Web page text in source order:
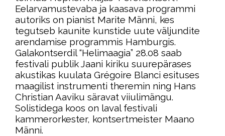
Eelarvamustevaba ja kaasava programmi
autoriks on pianist Marite Männi, kes
tegutseb kaunite kunstide uute väljundite
arendamise programmis Hamburgis.
Galakontserdil “Helimaagia” 28.08 saab
festivali publik Jaani kiriku suurepärases
akustikas kuulata Grégoire Blanci esituses
maagilist instrumenti theremin ning Hans
Christian Aaviku säravat viiulimängu.
Solistidega koos on laval festivali
kammerorkester, kontsertmeister Maano
Männi.